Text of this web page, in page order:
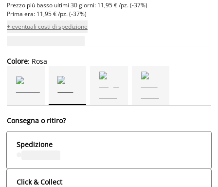
Prezzo più basso ultimi 30 giorni: 11,95 € /pz. (-37%)
Prima era: 11,95 € /pz. (-37%)
+ eventuali costi di spedizione
Colore: Rosa
Consegna o ritiro?
Spedizione
Click & Collect